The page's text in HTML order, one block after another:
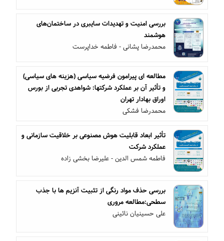
بررسی امنیت و تهدیدات سایبری در ساختمان‌های
هوشمند
محمدرضا پشانی - فاطمه خداپرست
مطالعه ‏ای پیرامون فرضیه سیاسی (هزینه‏ های سیاسی)
و تأثیر آن بر عملکرد شرکت‏ها: شواهدی تجربی از بورس
اوراق بهادار تهران
محمدرضا فشکی
تأثیر ابعاد قابلیت هوش مصنوعی بر خلاقیت سازمانی و
عملکرد شرکت
فاطمه شمس الدین - علیرضا بخشی زاده
بررسی حذف مواد رنگی از تثبیت آنزیم ها با جذب
سطحی:مطالعه مروری
علی حسینیان نائینی